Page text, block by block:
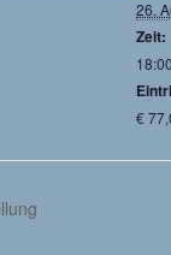
26.
Zeit:
€